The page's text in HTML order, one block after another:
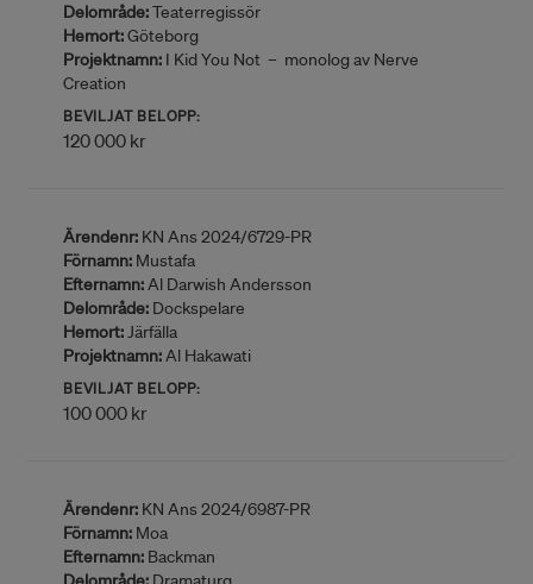
Delområde:Teaterregissör
Hemort:Göteborg
Projektnamn: I Kid You Not – monolog av Nerve
Creation
BEVILJAT BELOPP:
120 000 kr
Ärendenr: KN Ans 2024/6729-PR
Förnamn: Mustafa
Efternamn:Al Darwish Andersson
Delområde: Dockspelare
Hemort:Järfälla
Projektnamn:Al Hakawati
BEVILJAT BELOPP:
100 000 kr
Ärendenr: KN Ans 2024/6987-PR
Förnamn: Moa
Efternamn: Backman